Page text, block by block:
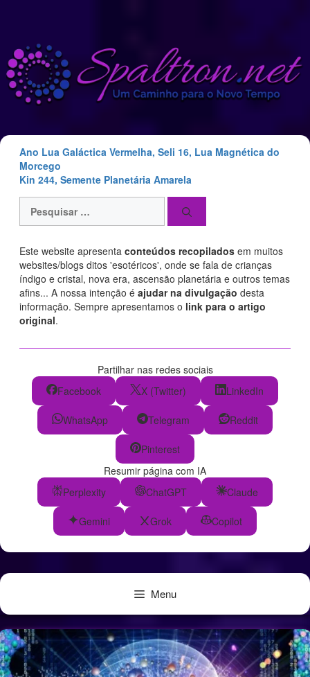
conteúdo
Ano Lua Galáctica Vermelha, Seli 16, Lua Magnética do
Morcego
Kin 244, Semente Planetária Amarela
por:
Este website apresenta conteúdos recopilados em muitos
websites/blogs ditos 'esotéricos', onde se fala de crianças
índigo e cristal, nova era, ascensão planetária e outros temas
afins... A nossa intenção é ajudar na divulgação desta
informação. Sempre apresentamos o link para o artigo
original.
Partilhar nas redes sociais
Facebook
X (Twitter) LinkedIn
WhatsApp Telegram Reddit
Pinterest
Resumir página com IA
Perplexity
ChatGPT Claude
Gemini Grok Copilot
Menu